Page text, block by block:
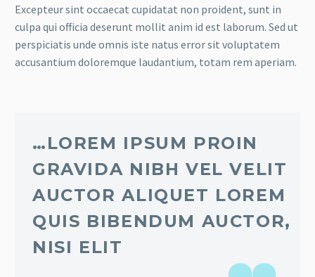
Excepteur sint occaecat cupidatat non proident, sunt in
culpa qui officia deserunt mollit anim id est laborum. Sed ut
perspiciatis unde omnis iste natus error sit voluptatem
accusantium doloremque laudantium, totam rem aperiam.
…LOREM IPSUM PROIN
GRAVIDA NIBH VEL VELIT
AUCTOR ALIQUET LOREM
QUIS BIBENDUM AUCTOR,
NISI ELIT